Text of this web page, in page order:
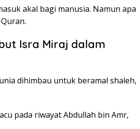
akal bagi manusia. Namun apa
Isra Miraj dalam
dihimbau untuk beramal shaleh,
pada riwayat Abdullah bin Amr,